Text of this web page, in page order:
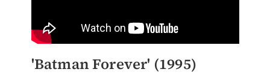
'Batman Forever' (1995)